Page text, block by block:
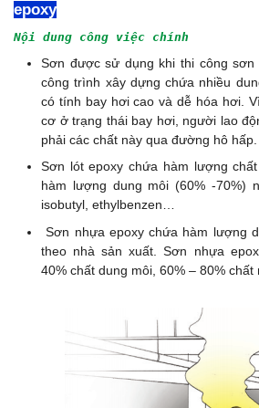
epoxy
Nội dung công việc chính
Sơn được sử dụng khi thi công sơn
công trình xây dựng chứa nhiều
có tính bay hơi cao và dễ hóa hơi.
cơ ở trạng thái bay hơi, người lao
phải các chất này qua đường hô hấp.
Sơn lót epoxy chứa hàm lượng
hàm lượng dung môi (60% -70%)
isobutyl, ethylbenzen…
Sơn nhựa epoxy chứa hàm lượng
theo nhà sản xuất. Sơn nhựa
40% chất dung môi, 60% – 80% chất